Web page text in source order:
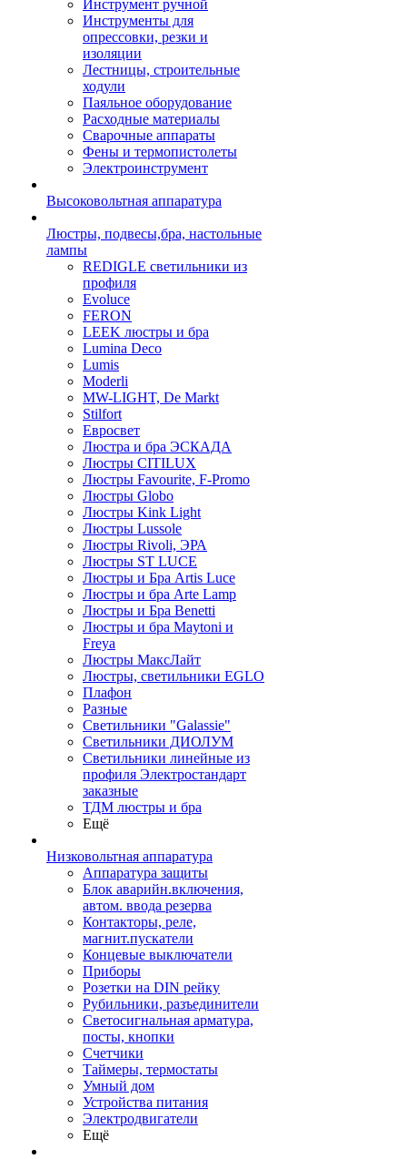
Инструмент ручной
Инструменты для
опрессовки, резки и
изоляции
Лестницы, строительные
ходули
Паяльное оборудование
Расходные материалы
Сварочные аппараты
Фены и термопистолеты
Электроинструмент
Высоковольтная аппаратура
Люстры, подвесы,бра, настольные
лампы
REDIGLE светильники из
профиля
Evoluce
FERON
LEEK люстры и бра
Lumina Deco
Lumis
Moderli
MW-LIGHT, De Markt
Stilfort
Евросвет
Люстра и бра ЭСКАДА
Люстры CITILUX
Люстры Favourite, F-Promo
Люстры Globo
Люстры Kink Light
Люстры Lussole
Люстры Rivoli, ЭРА
Люстры ST LUCE
Люстры и Бра Artis Luce
Люстры и бра Arte Lamp
Люстры и Бра Benetti
Люстры и бра Maytoni и
Freya
Люстры МаксЛайт
Люстры, светильники EGLO
Плафон
Разные
Светильники "Galassie"
Светильники ДИОЛУМ
Светильники линейные из
профиля Электростандарт
заказные
ТДМ люстры и бра
Ещё
Низковольтная аппаратура
Аппаратура защиты
Блок аварийн.включения,
автом. ввода резерва
Контакторы, реле,
магнит.пускатели
Концевые выключатели
Приборы
Розетки на DIN рейку
Рубильники, разъединители
Светосигнальная арматура,
посты, кнопки
Счетчики
Таймеры, термостаты
Умный дом
Устройства питания
Электродвигатели
Ещё